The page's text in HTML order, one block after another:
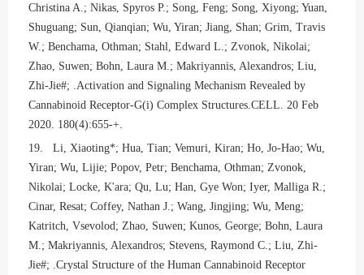
Christina A.; Nikas, Spyros P.; Song, Feng; Song, Xiyong; Yuan,
Shuguang; Sun, Qianqian; Wu, Yiran; Jiang, Shan; Grim, Travis
W.; Benchama, Othman; Stahl, Edward L.; Zvonok, Nikolai;
Zhao, Suwen; Bohn, Laura M.; Makriyannis, Alexandros; Liu,
Zhi-Jie#; .Activation and Signaling Mechanism Revealed by
Cannabinoid Receptor-G(i) Complex Structures.CELL. 20 Feb
2020. 180(4):655-+.
19. Li, Xiaoting*; Hua, Tian; Vemuri, Kiran; Ho, Jo-Hao; Wu,
Yiran; Wu, Lijie; Popov, Petr; Benchama, Othman; Zvonok,
Nikolai; Locke, K'ara; Qu, Lu; Han, Gye Won; Iyer, Malliga R.;
Cinar, Resat; Coffey, Nathan J.; Wang, Jingjing; Wu, Meng;
Katritch, Vsevolod; Zhao, Suwen; Kunos, George; Bohn, Laura
M.; Makriyannis, Alexandros; Stevens, Raymond C.; Liu, Zhi-
Jie#; .Crystal Structure of the Human Cannabinoid Receptor